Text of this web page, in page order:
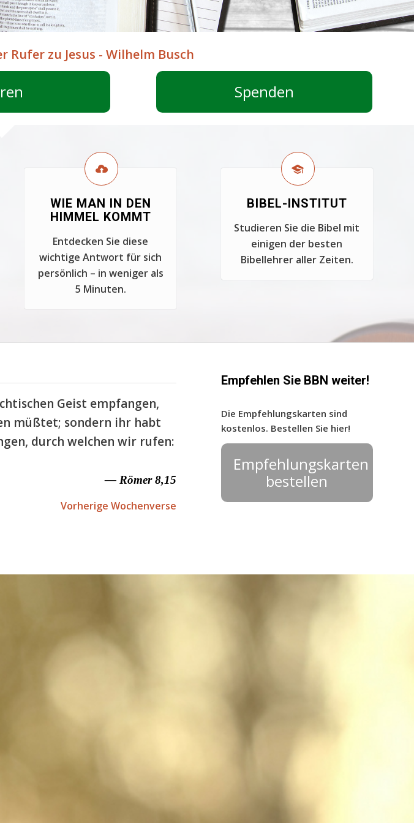
Rufer zu Jesus - Wilhelm Busch
Spenden
WIE MAN IN DEN
HIMMEL KOMMT
Entdecken Sie diese
wichtige Antwort für sich
persönlich – in weniger als
5 Minuten.
BIBEL-INSTITUT
Studieren Sie die Bibel mit
einigen der besten
Bibellehrer aller Zeiten.
Geist empfangen,
müßtet; sondern ihr habt
durch welchen wir rufen:
— Römer 8,15
Vorherige Wochenverse
Empfehlen Sie BBN weiter!
Die Empfehlungskarten sind
kostenlos. Bestellen Sie hier!
Empfehlungskarten
bestellen